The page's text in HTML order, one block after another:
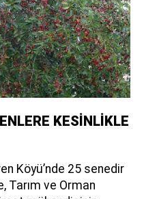
KESİNLİKLE
Köyü’nde 25 senedir
Tarım ve Orman